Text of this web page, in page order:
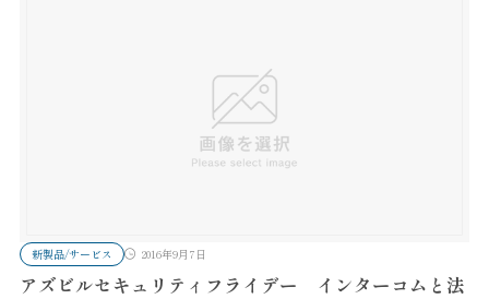
新製品/サービス 2016年9月7日
アズビルセキュリティフライデー インターコムと法